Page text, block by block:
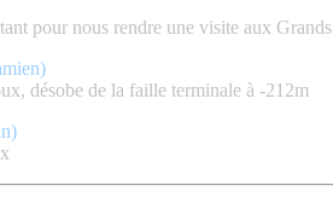
pour nous rendre une visite aux
désobe de la faille terminale à -212m